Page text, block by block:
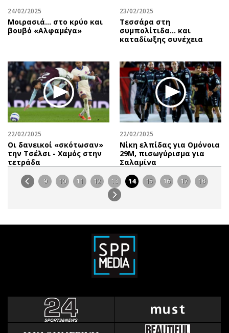
24/02/2025
Μοιρασιά… στο κρύο και
βουβό «Αλφαμέγα»
23/02/2025
Τεσσάρα στη
συμπολίτιδα... και
καταδίωξης συνέχεια
22/02/2025
Οι δανεικοί «σκότωσαν»
την Τσέλσι - Χαμός στην
τετράδα
22/02/2025
Νίκη ελπίδας για Ομόνοια
29Μ, πισωγύρισμα για
Σαλαμίνα
9 10 11 12 13 14 15 16 17 18